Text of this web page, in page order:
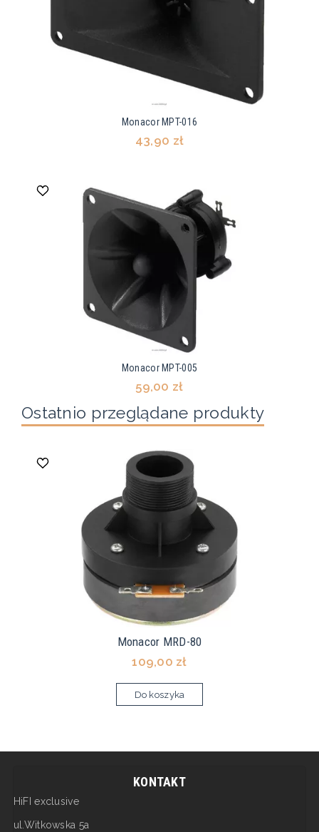
Monacor MPT-016
43,90 zł
Monacor MPT-005
59,00 zł
Ostatnio przeglądane produkty
Monacor MRD-80
109,00 zł
Do koszyka
KONTAKT
HiFI exclusive
ul.Witkowska 5a